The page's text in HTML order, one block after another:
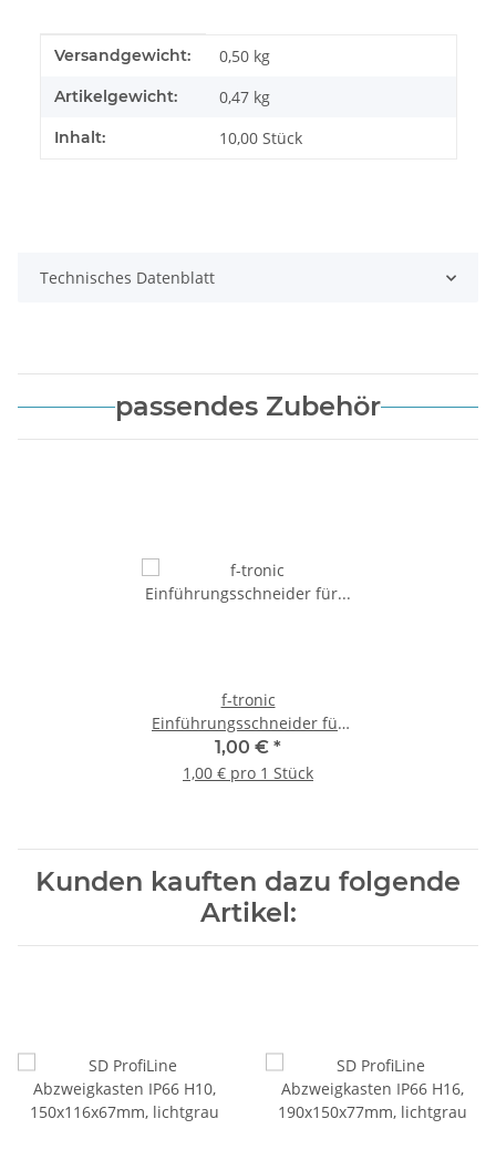
Produkteigenschaft
Wert
Versandgewicht: 0,50 kg
Artikelgewicht: 0,47 kg
Inhalt: 10,00 Stück
Technisches Datenblatt
passendes Zubehör
f-tronic
Einführungsschneider für
Kabeleinführungen, f-cutter,
1 Stück
1,00 € *
1,00 € pro 1 Stück
Kunden kauften dazu folgende
Artikel: